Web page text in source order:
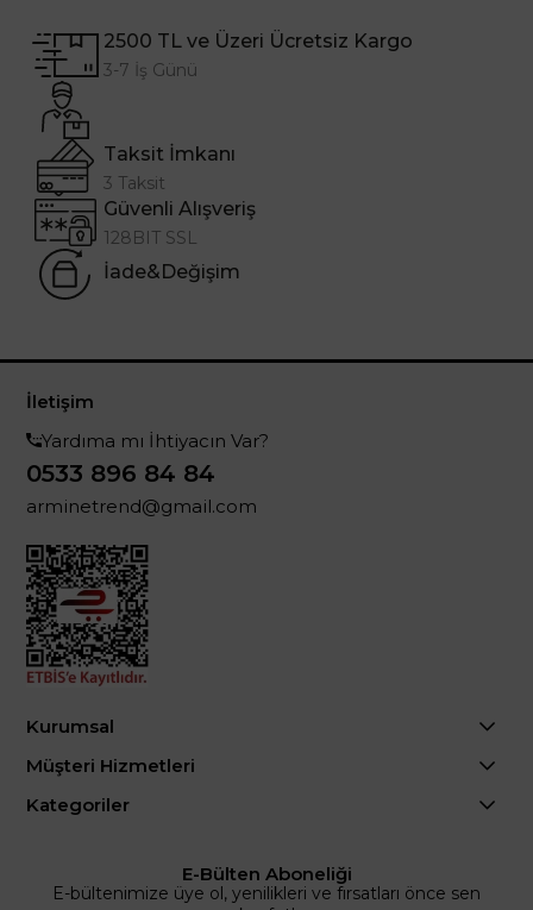
2500 TL ve Üzeri Ücretsiz Kargo
3-7 İş Günü
Taksit İmkanı
3 Taksit
Güvenli Alışveriş
128BIT SSL
İade&Değişim
İletişim
Yardıma mı İhtiyacın Var?
0533 896 84 84
arminetrend@gmail.com
Kurumsal
Müşteri Hizmetleri
Kategoriler
E-Bülten Aboneliği
E-bültenimize üye ol, yenilikleri ve fırsatları önce sen